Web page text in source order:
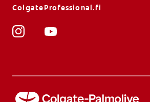
ColgateProfessional.fi